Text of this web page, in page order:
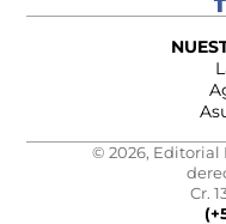
© 2026, Editorial
Cr.